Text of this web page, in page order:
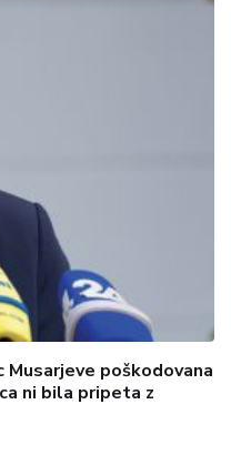
poškodovana
ni bila pripeta z